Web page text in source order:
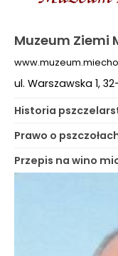
Muzeum Ziemi
ul. Warszawska 1,
Historia
Prawo o
Przepis na wino